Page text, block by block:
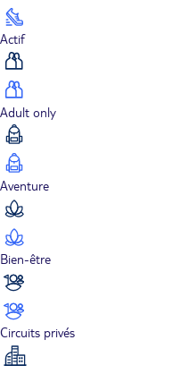
Actif
Adult only
Aventure
Bien-être
Circuits privés